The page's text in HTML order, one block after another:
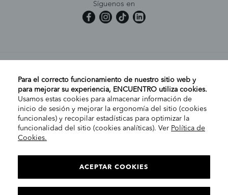
Síguenos en
MI CUENTA
AYUDA
EMPRESA
INFORMACIÓN LEGAL
Para el correcto funcionamiento de nuestro sitio web y
para mejorar su experiencia, ENCUENTRO utiliza cookies.
Usamos estas cookies para almacenar información de
inicio de sesión y mejorar la ergonomía del sitio (cookies
funcionales) y recopilar estadísticas para optimizar la
funcionalidad del sitio (cookies analíticas). Ver Política de
Cookies.
ACEPTAR COOKIES